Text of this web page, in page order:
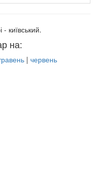
київський.
на:
| червень